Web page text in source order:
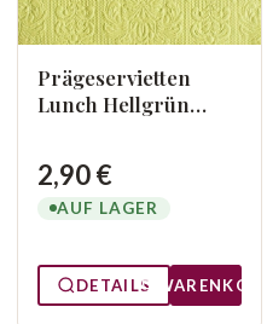
Prägeservietten
Lunch Hellgrün
2,90 €
AUF LAGER
DETAILS WARENKORB